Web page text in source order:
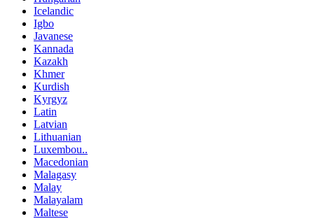
Icelandic
Igbo
Javanese
Kannada
Kazakh
Khmer
Kurdish
Kyrgyz
Latin
Latvian
Lithuanian
Luxembou..
Macedonian
Malagasy
Malay
Malayalam
Maltese